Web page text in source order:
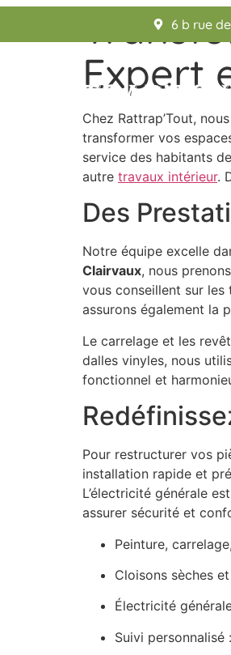
6 b rue
Expert
Chez Rattrap’Tout,
transformer vos
service des habitants
autre travaux intérieur.
Des
Notre équipe excelle
Clairvaux, nous
vous conseillent sur les
assurons également la
Le carrelage et les
dalles vinyles, nous
fonctionnel et
Pour restructurer vos
installation rapide et
L’électricité générale
assurer sécurité et
Peinture,
Cloisons sèches
Électricité
Suivi personnalisé